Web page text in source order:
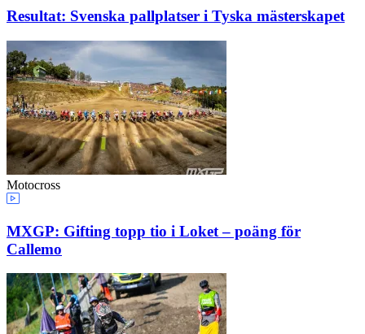
Resultat: Svenska pallplatser i Tyska mästerskapet
Motocross
MXGP: Gifting topp tio i Loket – poäng för
Callemo